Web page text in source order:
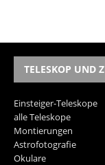
TELESKOP UND
Einsteiger-Teleskope
alle Teleskope
Montierungen
Astrofotografie
Okulare